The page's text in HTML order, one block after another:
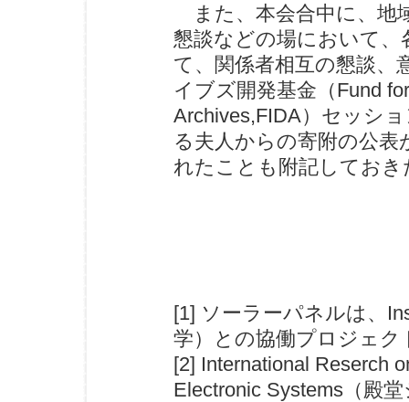
また、本会合中に、地
懇談などの場において
て、関係者相互の懇談、
イブズ開発基金（Fund
Archives,FIDA）セッシ
る夫人からの寄附の公
れたことも附記しておき
[1] ソーラーパネルは、
学）との協働プロジェ
[2] International Reserch
Electronic Systems（殿